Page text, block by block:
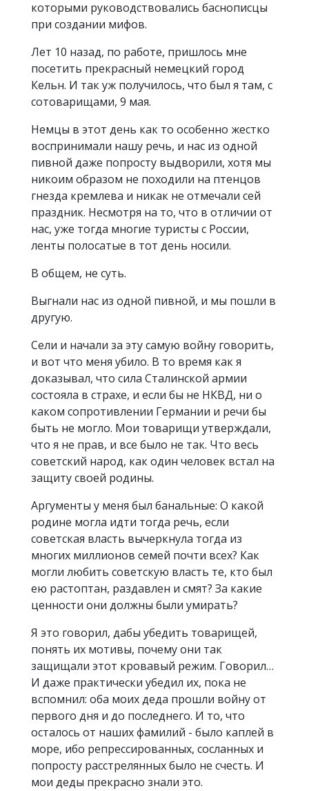
которыми руководствовались баснописцы
при создании мифов.
Лет 10 назад, по работе, пришлось мне
посетить прекрасный немецкий город
Кельн. И так уж получилось, что был я там, с
сотоварищами, 9 мая.
Немцы в этот день как то особенно жестко
воспринимали нашу речь, и нас из одной
пивной даже попросту выдворили, хотя мы
никоим образом не походили на птенцов
гнезда кремлева и никак не отмечали сей
праздник. Несмотря на то, что в отличии от
нас, уже тогда многие туристы с России,
ленты полосатые в тот день носили.
В общем, не суть.
Выгнали нас из одной пивной, и мы пошли в
другую.
Сели и начали за эту самую войну говорить,
и вот что меня убило. В то время как я
доказывал, что сила Сталинской армии
состояла в страхе, и если бы не НКВД, ни о
каком сопротивлении Германии и речи бы
быть не могло. Мои товарищи утверждали,
что я не прав, и все было не так. Что весь
советский народ, как один человек встал на
защиту своей родины.
Аргументы у меня был банальные: О какой
родине могла идти тогда речь, если
советская власть вычеркнула тогда из
многих миллионов семей почти всех? Как
могли любить советскую власть те, кто был
ею растоптан, раздавлен и смят? За какие
ценности они должны были умирать?
Я это говорил, дабы убедить товарищей,
понять их мотивы, почему они так
защищали этот кровавый режим. Говорил…
И даже практически убедил их, пока не
вспомнил: оба моих деда прошли войну от
первого дня и до последнего. И то, что
осталось от наших фамилий - было каплей в
море, ибо репрессированных, сосланных и
попросту расстрелянных было не счесть. И
мои деды прекрасно знали это.